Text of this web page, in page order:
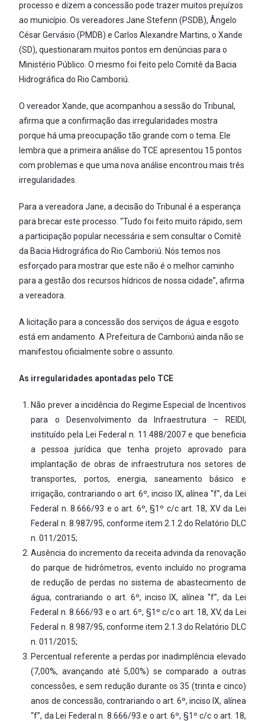
processo e dizem a concessão pode trazer muitos prejuízos
ao município. Os vereadores Jane Stefenn (PSDB), Ângelo
César Gervásio (PMDB) e Carlos Alexandre Martins, o Xande
(SD), questionaram muitos pontos em denúncias para o
Ministério Público. O mesmo foi feito pelo Comitê da Bacia
Hidrográfica do Rio Camboriú.
O vereador Xande, que acompanhou a sessão do Tribunal,
afirma que a confirmação das irregularidades mostra
porque há uma preocupação tão grande com o tema. Ele
lembra que a primeira análise do TCE apresentou 15 pontos
com problemas e que uma nova análise encontrou mais três
irregularidades.
Para a vereadora Jane, a decisão do Tribunal é a esperança
para brecar este processo. “Tudo foi feito muito rápido, sem
a participação popular necessária e sem consultar o Comitê
da Bacia Hidrográfica do Rio Camboriú. Nós temos nos
esforçado para mostrar que este não é o melhor caminho
para a gestão dos recursos hídricos de nossa cidade”, afirma
a vereadora.
A licitação para a concessão dos serviços de água e esgoto
está em andamento. A Prefeitura de Camboriú ainda não se
manifestou oficialmente sobre o assunto.
As irregularidades apontadas pelo TCE
Não prever a incidência do Regime Especial de Incentivos
para o Desenvolvimento da Infraestrutura – REIDI,
instituído pela Lei Federal n. 11.488/2007 e que beneficia
a pessoa jurídica que tenha projeto aprovado para
implantação de obras de infraestrutura nos setores de
transportes, portos, energia, saneamento básico e
irrigação, contrariando o art. 6º, inciso IX, alínea “f”, da Lei
Federal n. 8.666/93 e o art. 6º, §1º c/c art. 18, XV da Lei
Federal n. 8.987/95, conforme item 2.1.2 do Relatório DLC
n. 011/2015;
Ausência do incremento da receita advinda da renovação
do parque de hidrômetros, evento incluído no programa
de redução de perdas no sistema de abastecimento de
água, contrariando o art. 6º, inciso IX, alínea “f”, da Lei
Federal n. 8.666/93 e o art. 6º, §1º c/c o art. 18, XV, da Lei
Federal n. 8.987/95, conforme item 2.1.3 do Relatório DLC
n. 011/2015;
Percentual referente a perdas por inadimplência elevado
(7,00%, avançando até 5,00%) se comparado a outras
concessões, e sem redução durante os 35 (trinta e cinco)
anos de concessão, contrariando o art. 6º, inciso IX, alínea
“f”, da Lei Federal n. 8.666/93 e o art. 6º, §1º c/c o art. 18,